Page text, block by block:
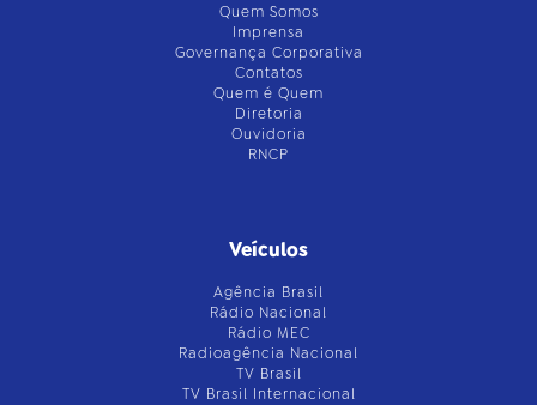
Quem Somos
Imprensa
Governança Corporativa
Contatos
Quem é Quem
Diretoria
Ouvidoria
RNCP
Veículos
Agência Brasil
Rádio Nacional
Rádio MEC
Radioagência Nacional
TV Brasil
TV Brasil Internacional